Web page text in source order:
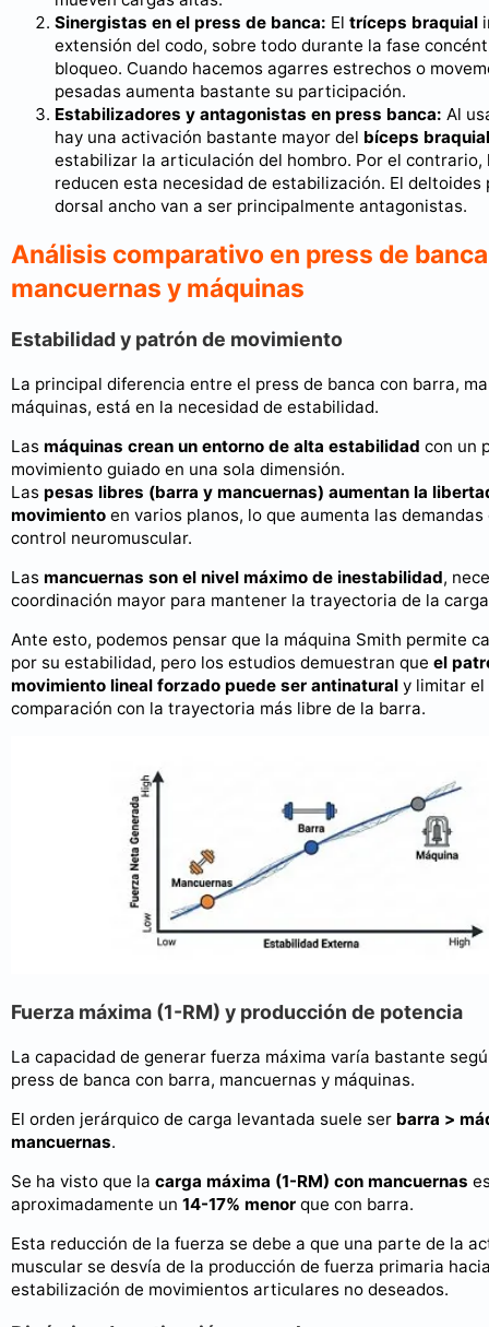
Sinergistas en el press de banca: El tríceps braquial
extensión del codo, sobre todo durante la fase
bloqueo. Cuando hacemos agarres estrechos o
pesadas aumenta bastante su participación.
Estabilizadores y antagonistas en press banca: Al
hay una activación bastante mayor del bíceps braquial
estabilizar la articulación del hombro. Por el contrario,
reducen esta necesidad de estabilización. El deltoides
dorsal ancho van a ser principalmente antagonistas.
Análisis comparativo en press de
mancuernas y máquinas
Estabilidad y patrón de movimiento
La principal diferencia entre el press de banca con barra,
máquinas, está en la necesidad de estabilidad.
Las máquinas crean un entorno de alta estabilidad con un
movimiento guiado en una sola dimensión.
Las pesas libres (barra y mancuernas) aumentan la
movimiento en varios planos, lo que aumenta las
control neuromuscular.
Las mancuernas son el nivel máximo de inestabilidad,
coordinación mayor para mantener la trayectoria de la
Ante esto, podemos pensar que la máquina Smith permite
por su estabilidad, pero los estudios demuestran que el
movimiento lineal forzado puede ser antinatural y limitar el
comparación con la trayectoria más libre de la barra.
Fuerza máxima (1-RM) y producción de potencia
La capacidad de generar fuerza máxima varía bastante
press de banca con barra, mancuernas y máquinas.
El orden jerárquico de carga levantada suele ser barra >
mancuernas.
Se ha visto que la carga máxima (1-RM) con mancuernas
aproximadamente un 14-17% menor que con barra.
Esta reducción de la fuerza se debe a que una parte de la
muscular se desvía de la producción de fuerza primaria
estabilización de movimientos articulares no deseados.